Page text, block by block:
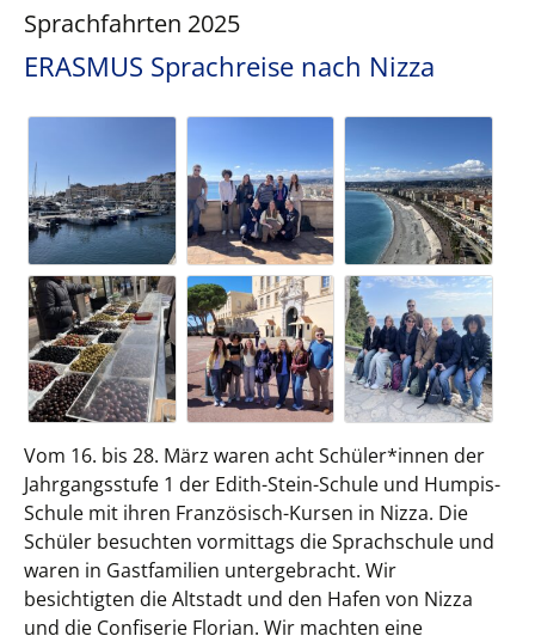
Sprachfahrten 2025
ERASMUS Sprachreise nach Nizza
Vom 16. bis 28. März waren acht Schüler*innen der
Jahrgangsstufe 1 der Edith-Stein-Schule und Humpis-
Schule mit ihren Französisch-Kursen in Nizza. Die
Schüler besuchten vormittags die Sprachschule und
waren in Gastfamilien untergebracht. Wir
besichtigten die Altstadt und den Hafen von Nizza
und die Confiserie Florian. Wir machten eine